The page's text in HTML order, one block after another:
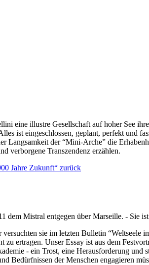
eine illustre Gesellschaft auf hoher See
ist eingeschlossen, geplant, perfekt und
Langsamkeit der “Mini-Arche” die
verborgene Transzendenz erzählen.
Jahre Zukunft“ zurück
dem Mistral entgegen über Marseille. - Sie
sie im letzten Bulletin “Weltseele
ertragen. Unser Essay ist aus dem
- ein Trost, eine Herausforderung und
Bedürfnissen der Menschen engagieren